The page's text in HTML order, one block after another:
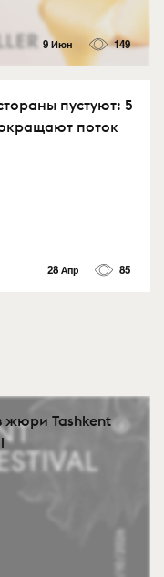
9 Июн 149
пустуют: 5
поток
28 Апр 85
жюри Tashkent